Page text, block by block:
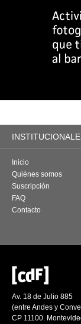
Inicio
Quiénes somos
Suscripción
FAQ
Contacto
Av. 18 de Julio 885
(entre Andes y
CP 11100.